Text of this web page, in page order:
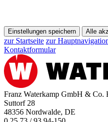
Einstellungen speichern Alle
zur Startseite zur
Kontaktformular
Franz Waterkamp GmbH & Co.
Suttorf 28
48356 Nordwalde, DE